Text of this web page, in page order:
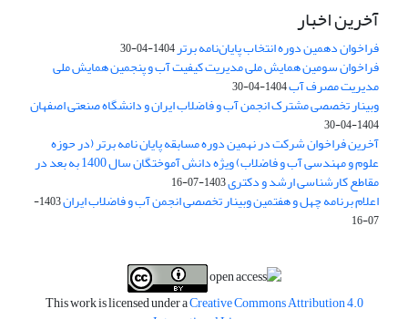
آخرین اخبار
فراخوان دهمین دوره انتخاب پایان‌نامه برتر1404-04-30
فراخوان سومین همایش ملی مدیریت کیفیت آب و پنجمین همایش ملی
مدیریت مصرف آب1404-04-30
وبینار تخصصی مشترک انجمن آب و فاضلاب ایران و دانشگاه صنعتی اصفهان
1404-04-30
آخرین فراخوان شرکت در نهمین دوره مسابقه پایان نامه برتر (در حوزه
علوم و مهندسی آب و فاضلاب) ویژه دانش آموختگان سال 1400 به بعد در
مقاطع کارشناسی ارشد و دکتری1403-07-16
اعلام برنامه چهل و هفتمین وبینار تخصصی انجمن آب و فاضلاب ایران
1403-
07-16
This work is licensed under aCreative Commons Attribution 4.0